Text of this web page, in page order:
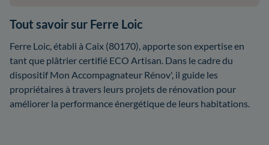
Tout savoir sur Ferre Loic
Ferre Loic, établi à Caix (80170), apporte son expertise en
tant que plâtrier certifié ECO Artisan. Dans le cadre du
dispositif Mon Accompagnateur Rénov', il guide les
propriétaires à travers leurs projets de rénovation pour
améliorer la performance énergétique de leurs habitations.